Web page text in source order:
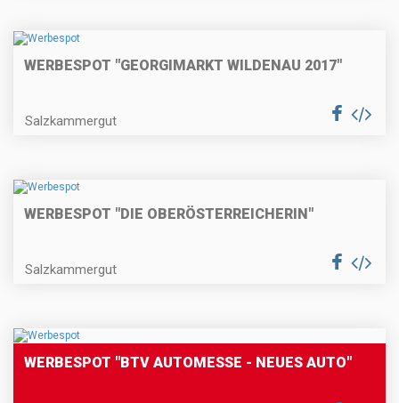
WERBESPOT "GEORGIMARKT WILDENAU 2017"
Salzkammergut
WERBESPOT "DIE OBERÖSTERREICHERIN"
Salzkammergut
WERBESPOT "BTV AUTOMESSE - NEUES AUTO"